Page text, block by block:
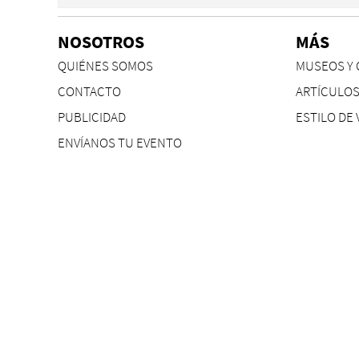
NOSOTROS
QUIÉNES SOMOS
CONTACTO
PUBLICIDAD
ENVÍANOS TU EVENTO
MÁS
MUSEOS Y
ARTÍCULOS
ESTILO DE